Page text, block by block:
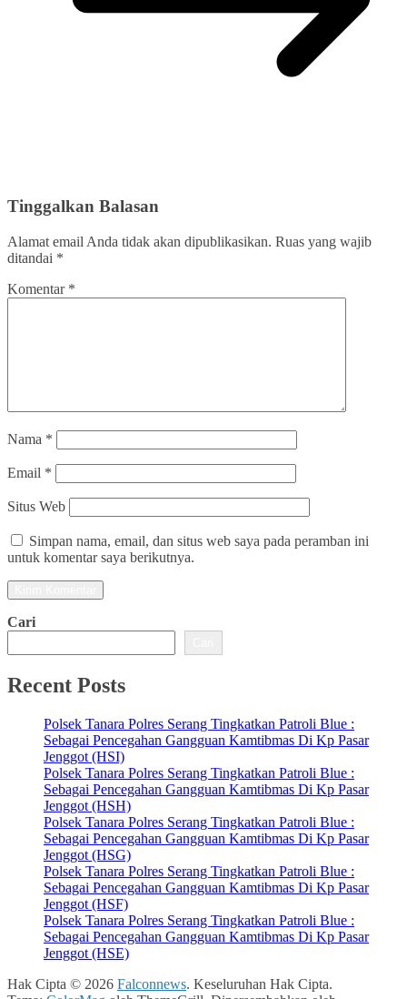
Tinggalkan Balasan
Alamat email Anda tidak akan dipublikasikan. Ruas yang wajib
ditandai *
Komentar *
Nama *
Email *
Situs Web
Simpan nama, email, dan situs web saya pada peramban ini
untuk komentar saya berikutnya.
Cari
Recent Posts
Polsek Tanara Polres Serang Tingkatkan Patroli Blue :
Sebagai Pencegahan Gangguan Kamtibmas Di Kp Pasar
Jenggot (HSI)
Polsek Tanara Polres Serang Tingkatkan Patroli Blue :
Sebagai Pencegahan Gangguan Kamtibmas Di Kp Pasar
Jenggot (HSH)
Polsek Tanara Polres Serang Tingkatkan Patroli Blue :
Sebagai Pencegahan Gangguan Kamtibmas Di Kp Pasar
Jenggot (HSG)
Polsek Tanara Polres Serang Tingkatkan Patroli Blue :
Sebagai Pencegahan Gangguan Kamtibmas Di Kp Pasar
Jenggot (HSF)
Polsek Tanara Polres Serang Tingkatkan Patroli Blue :
Sebagai Pencegahan Gangguan Kamtibmas Di Kp Pasar
Jenggot (HSE)
Hak Cipta © 2026 Falconnews. Keseluruhan Hak Cipta.